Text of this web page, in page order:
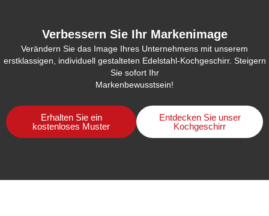
Verbessern Sie Ihr Markenimage
Verändern Sie das Image Ihres Unternehmens mit unserem
erstklassigen, individuell gestalteten Edelstahl-Kochgeschirr. Steigern
Sie sofort Ihr
Markenbewusstsein!
Erhalten Sie ein
kostenloses Muster
Entdecken Sie unser
Kochgeschirr